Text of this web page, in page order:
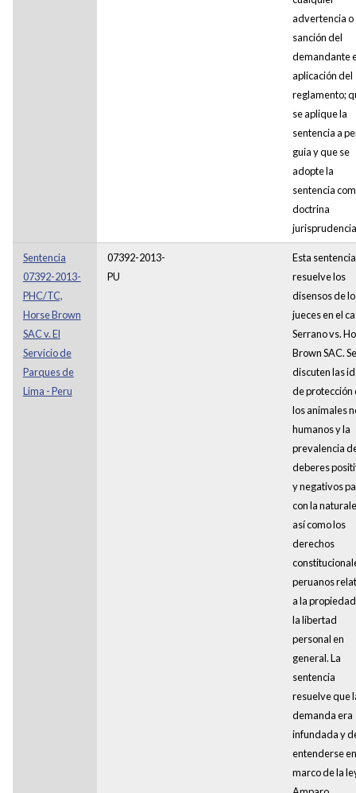
advertencia o
sanción del
demandante
aplicación del
reglamento;
se aplique la
sentencia a
guia y que se
adopte la
sentencia
doctrina
Sentencia
07392-2013-
PHC/TC,
Horse Brown
SAC v. El
Servicio de
Parques de
Lima - Peru
07392-2013-
PU
Esta sentencia
resuelve los
disensos de
jueces en el
Serrano vs.
Brown SAC. Se
discuten las
de protección
los animales
humanos y la
prevalencia
deberes
y negativos
con la
así como los
derechos
peruanos
a la
la libertad
personal en
general. La
sentencia
resuelve que
demanda era
infundada y
entenderse
marco de la